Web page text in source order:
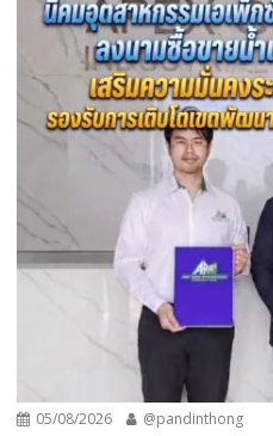
05/08/2026 @pandinthong